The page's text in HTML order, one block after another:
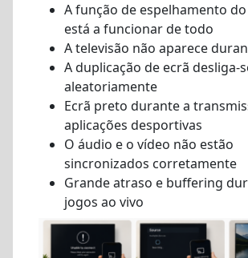
A função de espelhamento
está a funcionar de todo
A televisão não aparece
A duplicação de ecrã desliga-
aleatoriamente
Ecrã preto durante a
aplicações desportivas
O áudio e o vídeo não estão
sincronizados corretamente
Grande atraso e buffering
jogos ao vivo